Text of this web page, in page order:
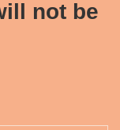
not be